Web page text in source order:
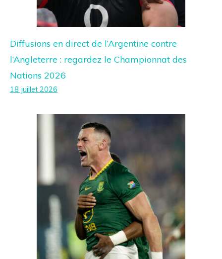
Diffusions en direct de l’Argentine contre
l’Angleterre : regardez le Championnat des
Nations 2026
18 juillet 2026